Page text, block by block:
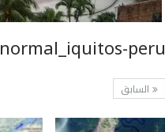
normal_iquitos-peru
السابق